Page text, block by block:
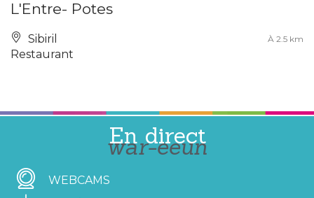
L'Entre- Potes
Sibiril À 2.5 km
Restaurant
En direct
war-eeun
WEBCAMS